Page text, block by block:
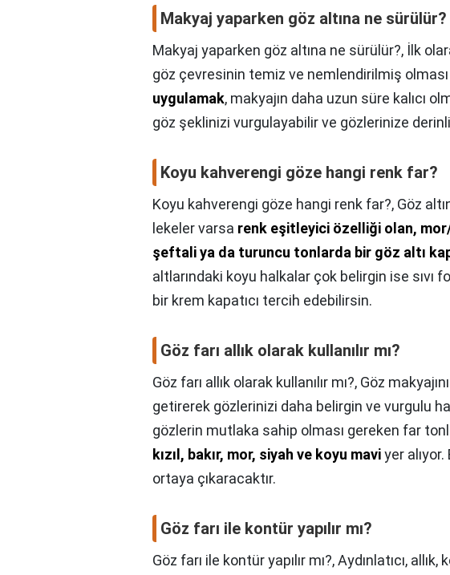
Makyaj yaparken göz altına ne sürülür?
Makyaj yaparken göz altına ne sürülür?, İlk
göz çevresinin temiz ve nemlendirilmiş olması
uygulamak, makyajın daha uzun süre kalıcı
göz şeklinizi vurgulayabilir ve gözlerinize
Koyu kahverengi göze hangi renk far?
Koyu kahverengi göze hangi renk far?, Göz
lekeler varsa renk eşitleyici özelliği olan,
şeftali ya da turuncu tonlarda bir göz altı
altlarındaki koyu halkalar çok belirgin ise sıvı
bir krem kapatıcı tercih edebilirsin.
Göz farı allık olarak kullanılır mı?
Göz farı allık olarak kullanılır mı?, Göz
getirerek gözlerinizi daha belirgin ve vurgulu
gözlerin mutlaka sahip olması gereken far
kızıl, bakır, mor, siyah ve koyu maviyer
ortaya çıkaracaktır.
Göz farı ile kontür yapılır mı?
Göz farı ile kontür yapılır mı?,Aydınlatıcı,